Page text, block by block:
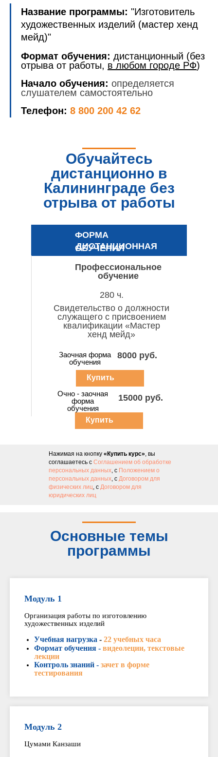
Название программы: "Изготовитель
художественных изделий (мастер хенд
мейд)"
Формат обучения: дистанционный (без
отрыва от работы, в любом городе РФ)
Начало обучения: определяется
слушателем самостоятельно
Телефон: 8 800 200 42 62
Обучайтесь
дистанционно в
Калининграде без
отрыва от работы
ФОРМА
ОБУЧЕНИЯ
ДИСТАНЦИОННАЯ
Профессиональное
обучение
Свидетельство о должности
служащего с присвоением
квалификации «Мастер
хенд мейд»
280 ч.
8000 руб.
Купить
курс
Заочная форма
обучения
Очно - заочная
форма
обучения
15000 руб.
Купить
курс
Нажимая на кнопку «Купить курс», вы
соглашаетесь с Соглашением об обработке
персональных данных, с Положением о
персональных данных, с Договором для
физических лиц, с Договором для
юридических лиц
Основные темы
программы
Модуль 1
Организация работы по изготовлению
художественных изделий
Учебная нагрузка - 22 учебных часа
Формат обучения - видеолеции, текстовые
лекции
Контроль знаний - зачет в форме
тестирования
Модуль 2
Цумами Канзаши